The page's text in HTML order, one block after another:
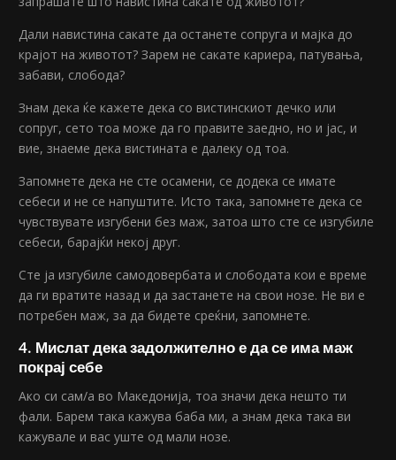
Дали навистина сакате да останете сопруга и мајка до
крајот на животот? Зарем не сакате кариера, патувања,
забави, слобода?
Знам дека ќе кажете дека со вистинскиот дечко или
сопруг, сето тоа може да го правите заедно, но и јас, и
вие, знаеме дека вистината е далеку од тоа.
Запомнете дека не сте осамени, се додека се имате
себеси и не се напуштите. Исто така, запомнете дека се
чувствувате изгубени без маж, затоа што сте се изгубиле
себеси, барајќи некој друг.
Сте ја изгубиле самодовербата и слободата кои е време
да ги вратите назад и да застанете на свои нозе. Не ви е
потребен маж, за да бидете среќни, запомнете.
4. Мислат дека задолжително е да се има маж
покрај себе
Ако си сам/а во Македонија, тоа значи дека нешто ти
фали. Барем така кажува баба ми, а знам дека така ви
кажувале и вас уште од мали нозе.